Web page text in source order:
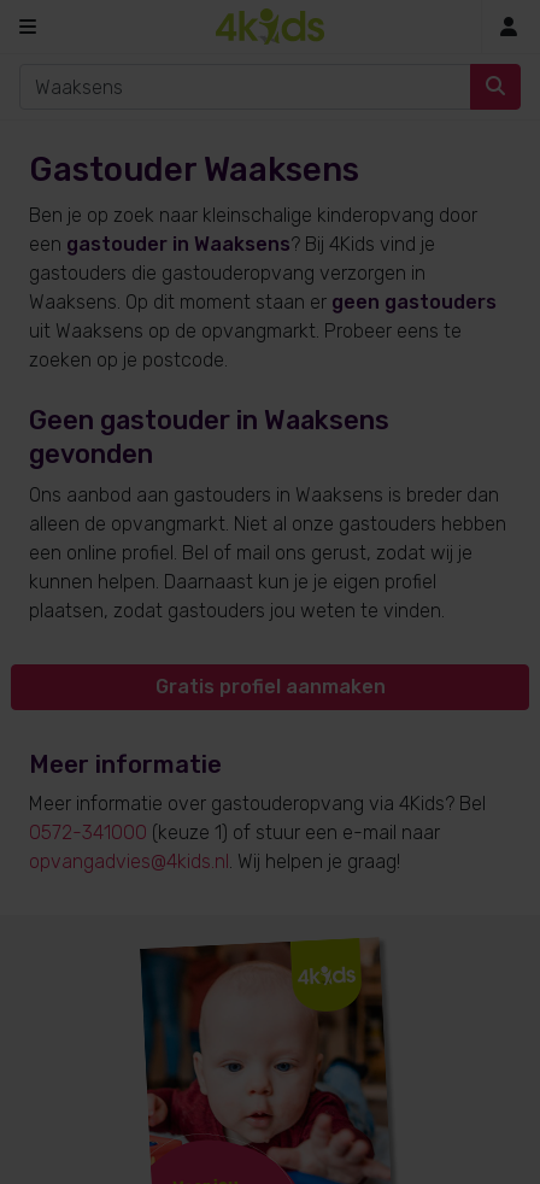
Gastouder Waaksens
Ben je op zoek naar kleinschalige kinderopvang door
een gastouder in Waaksens? Bij 4Kids vind je
gastouders die gastouderopvang verzorgen in
Waaksens. Op dit moment staan er geen gastouders
uit Waaksens op de opvangmarkt. Probeer eens te
zoeken op je postcode.
Geen gastouder in Waaksens
gevonden
Ons aanbod aan gastouders in Waaksens is breder dan
alleen de opvangmarkt. Niet al onze gastouders hebben
een online profiel. Bel of mail ons gerust, zodat wij je
kunnen helpen. Daarnaast kun je je eigen profiel
plaatsen, zodat gastouders jou weten te vinden.
Gratis profiel aanmaken
Meer informatie
Meer informatie over gastouderopvang via 4Kids? Bel
0572-341000 (keuze 1) of stuur een e-mail naar
opvangadvies@4kids.nl. Wij helpen je graag!